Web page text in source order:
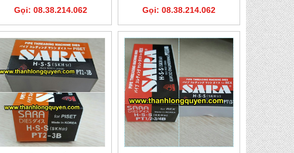
Gọi: 08.38.214.062
Gọi: 08.38.214.062